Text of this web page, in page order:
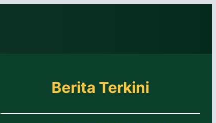
Berita Terkini